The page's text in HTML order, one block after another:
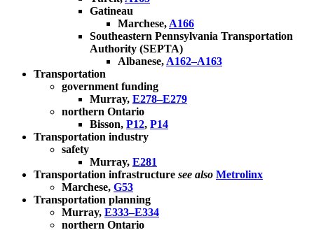
Gatineau
Marchese, A166
Southeastern Pennsylvania Transportation
Authority (SEPTA)
Albanese, A162–A163
Transportation
government funding
Murray, E278–E279
northern Ontario
Bisson, P12, P14
Transportation industry
safety
Murray, E281
Transportation infrastructure see also Metrolinx
Marchese, G53
Transportation planning
Murray, E333–E334
northern Ontario